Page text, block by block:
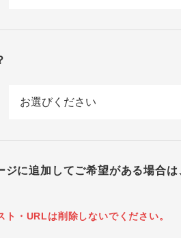
ジに追加してご希望がある場合は
・URLは削除しないでください。